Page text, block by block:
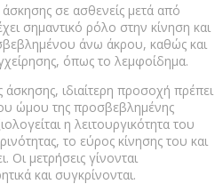
σε ασθενείς μετά από
σημαντικό ρόλο στην κίνηση και
άνω άκρου, καθώς και
όπως το λεμφοίδημα.
άσκησης, ιδιαίτερη προσοχή πρέπει
ώμου της προσβεβλημένης
η λειτουργικότητα του
το εύρος κίνησης του και
Οι μετρήσεις γίνονται
και συγκρίνονται.